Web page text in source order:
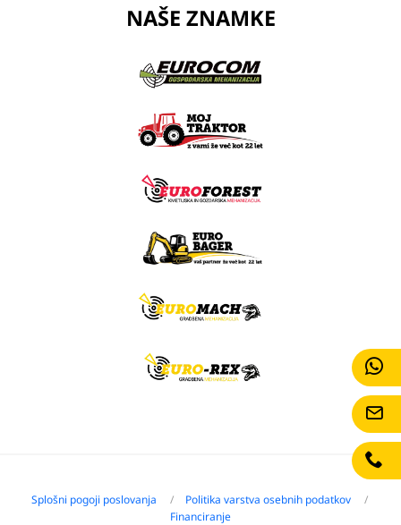
NAŠE ZNAMKE
Splošni pogoji poslovanja
Politika varstva osebnih podatkov
Financiranje